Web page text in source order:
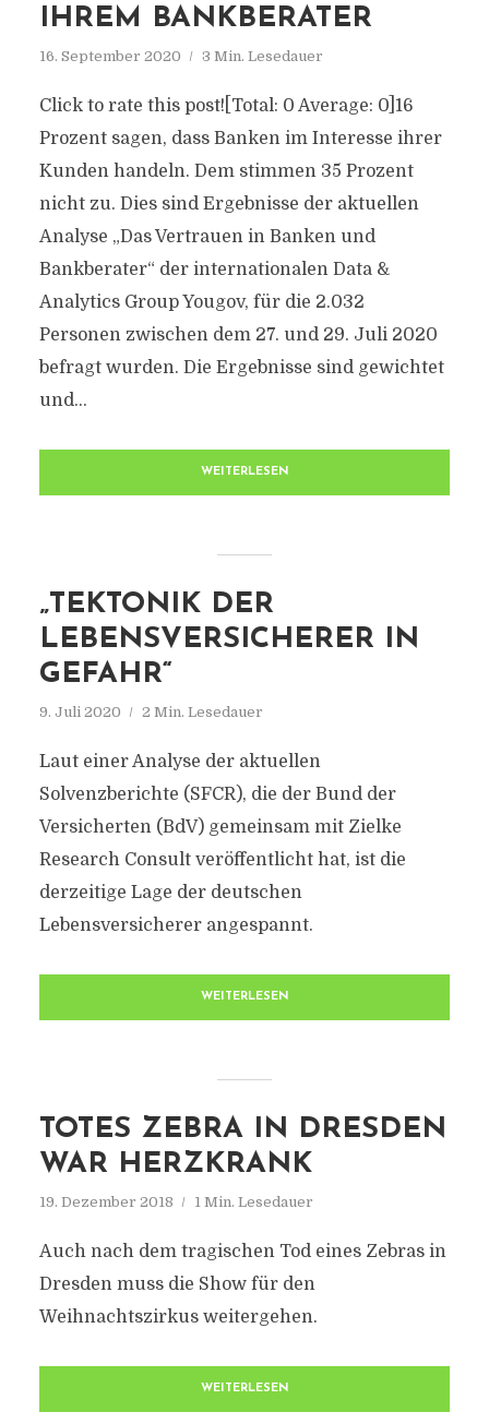
IHREM BANKBERATER
16. September 2020 3 Min. Lesedauer
Click to rate this post![Total: 0 Average: 0]16
Prozent sagen, dass Banken im Interesse ihrer
Kunden handeln. Dem stimmen 35 Prozent
nicht zu. Dies sind Ergebnisse der aktuellen
Analyse „Das Vertrauen in Banken und
Bankberater“ der internationalen Data &
Analytics Group Yougov, für die 2.032
Personen zwischen dem 27. und 29. Juli 2020
befragt wurden. Die Ergebnisse sind gewichtet
und...
WEITERLESEN
„TEKTONIK DER
LEBENSVERSICHERER IN
GEFAHR“
9. Juli 2020 2 Min. Lesedauer
Laut einer Analyse der aktuellen
Solvenzberichte (SFCR), die der Bund der
Versicherten (BdV) gemeinsam mit Zielke
Research Consult veröffentlicht hat, ist die
derzeitige Lage der deutschen
Lebensversicherer angespannt.
WEITERLESEN
TOTES ZEBRA IN DRESDEN
WAR HERZKRANK
19. Dezember 2018 1 Min. Lesedauer
Auch nach dem tragischen Tod eines Zebras in
Dresden muss die Show für den
Weihnachtszirkus weitergehen.
WEITERLESEN